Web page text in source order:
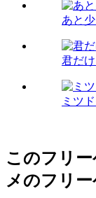
あと
君だ
ミツ
このフリ
メのフリ